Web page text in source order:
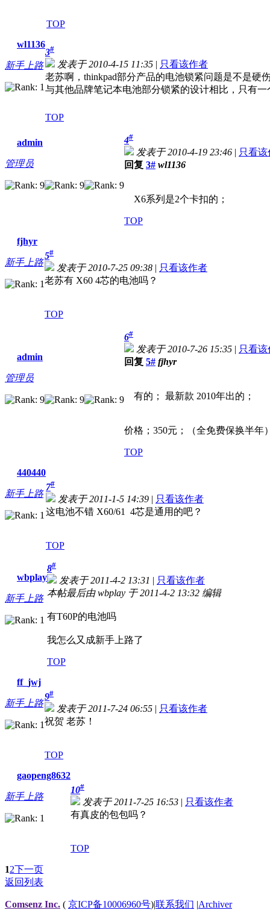
TOP
wl1136
新手上路
3#
发表于 2010-4-15 11:35 | 只看该作者
老苏啊，thinkpad部分产品的电池锁紧问题是不是硬
与其他品牌笔记本电池部分锁紧的设计相比，只有
TOP
admin
管理员
4#
发表于 2010-4-19 23:46 | 只看该
回复 3# wl1136
X6系列是2个卡扣的；
TOP
fjhyr
新手上路
5#
发表于 2010-7-25 09:38 | 只看该作者
老苏有 X60 4芯的电池吗？
TOP
admin
管理员
6#
发表于 2010-7-26 15:35 | 只看该
回复 5# fjhyr
有的； 最新款 2010年出的；
价格；350元；（全免费保换半年
TOP
440440
新手上路
7#
发表于 2011-1-5 14:39 | 只看该作者
这电池不错 X60/61 4芯是通用的吧？
TOP
wbplay
新手上路
8#
发表于 2011-4-2 13:31 | 只看该作者
本帖最后由 wbplay 于 2011-4-2 13:32 编辑
有T60P的电池吗
我怎么又成新手上路了
TOP
ff_jwj
新手上路
9#
发表于 2011-7-24 06:55 | 只看该作者
祝贺 老苏！
TOP
gaopeng8632
新手上路
10#
发表于 2011-7-25 16:53 | 只看该作者
有真皮的包包吗？
TOP
12下一页
返回列表
Comsenz Inc. ( 京ICP备10006960号)|联系我们 |Archiver